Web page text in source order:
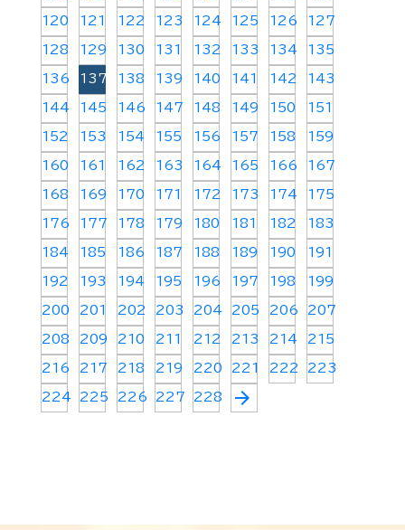
120 121 122 123 124 125 126 127
128 129 130 131 132 133 134 135
136 137 138 139 140 141 142 143
144 145 146 147 148 149 150 151
152 153 154 155 156 157 158 159
160 161 162 163 164 165 166 167
168 169 170 171 172 173 174 175
176 177 178 179 180 181 182 183
184 185 186 187 188 189 190 191
192 193 194 195 196 197 198 199
200 201 202 203 204 205 206 207
208 209 210 211 212 213 214 215
216 217 218 219 220 221 222 223
224 225 226 227 228 arrow_forward